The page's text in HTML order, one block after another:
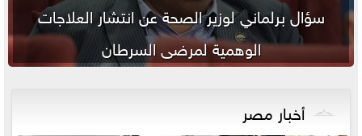
سؤال برلماني لوزير الصحة عن انتشار العلاجات
الوهمية لمرضى السرطان
أخبار مصر